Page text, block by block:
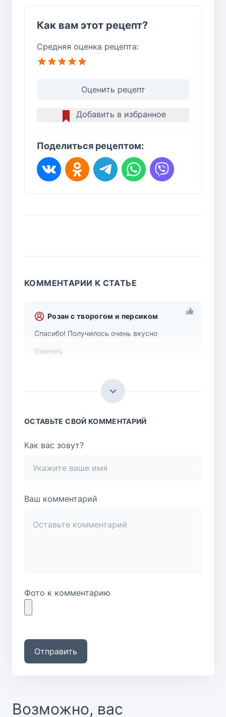
Как вам этот рецепт?
Средняя оценка рецепта:
Оценить рецепт
Добавить в избранное
Поделиться рецептом:
КОММЕНТАРИИ К СТАТЬЕ
Розан с творогом и персиком
Спасибо! Получилось очень вкусно
Ответить
ОСТАВЬТЕ СВОЙ КОММЕНТАРИЙ
Как вас зовут?
Ваш комментарий
Фото к комментарию
Отправить
Возможно, вас